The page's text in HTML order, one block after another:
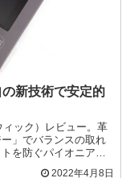
新技術で安定的
ック）レビュー。革
」でバランスの取れ
を防ぐパイオニアメ
2022年4月8日